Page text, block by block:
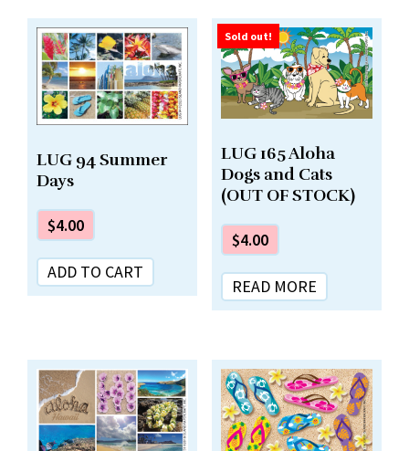
LUG 94 Summer
Days
$4.00
ADD TO CART
Sold out!
LUG 165 Aloha
Dogs and Cats
(OUT OF STOCK)
$4.00
READ MORE